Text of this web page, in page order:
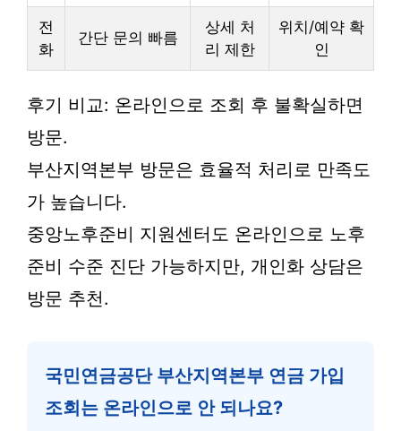
전
화
간단 문의 빠름
상세 처
리 제한
위치/예약 확
인
후기 비교: 온라인으로 조회 후 불확실하면
방문.
부산지역본부 방문은 효율적 처리로 만족도
가 높습니다.
중앙노후준비 지원센터도 온라인으로 노후
준비 수준 진단 가능하지만, 개인화 상담은
방문 추천.
국민연금공단 부산지역본부 연금 가입
조회는 온라인으로 안 되나요?